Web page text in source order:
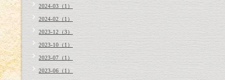
2024-03（1）
2024-02（1）
2023-12（3）
2023-10（1）
2023-07（1）
2023-06（1）